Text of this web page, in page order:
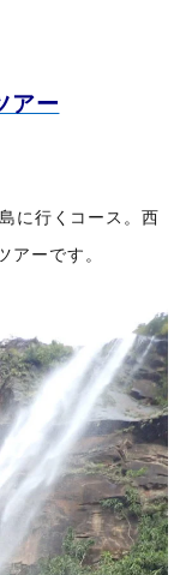
アー
に行くコース。西
アーです。